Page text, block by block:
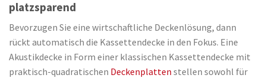
platzsparend
Bevorzugen Sie eine wirtschaftliche Deckenlösung, dann
rückt automatisch die Kassettendecke in den Fokus. Eine
Akustikdecke in Form einer klassischen Kassettendecke mit
praktisch-quadratischen Deckenplatten stellen sowohl für